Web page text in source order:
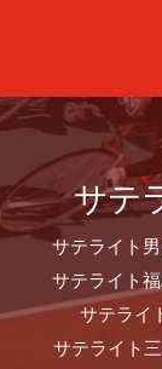
サテ
サテライト
サテライト
サテライ
サテライト